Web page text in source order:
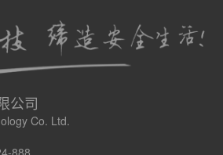
公司
Co. Ltd.
888